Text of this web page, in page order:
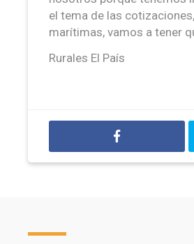
el tema de las
marítimas, vamos a tener
Rurales El País